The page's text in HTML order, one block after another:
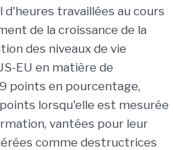
travaillées au cours
de la croissance de la
des niveaux de vie
EU en matière de
points en pourcentage,
lorsqu'elle est mesurée
vantées pour leur
comme destructrices